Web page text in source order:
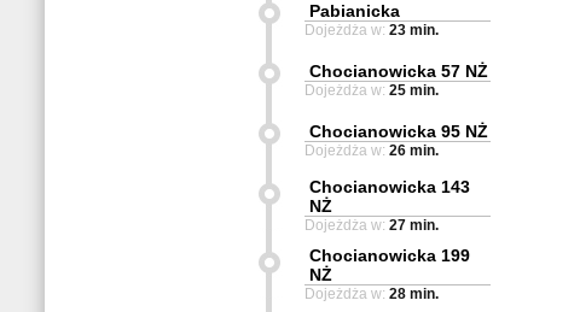
Pabianicka
Dojeżdża w: 23 min.
Chocianowicka 57 NŻ
Dojeżdża w: 25 min.
Chocianowicka 95 NŻ
Dojeżdża w: 26 min.
Chocianowicka 143
NŻ
Dojeżdża w: 27 min.
Chocianowicka 199
NŻ
Dojeżdża w: 28 min.